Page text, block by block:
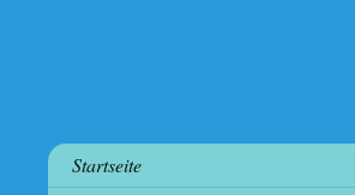
Startseite